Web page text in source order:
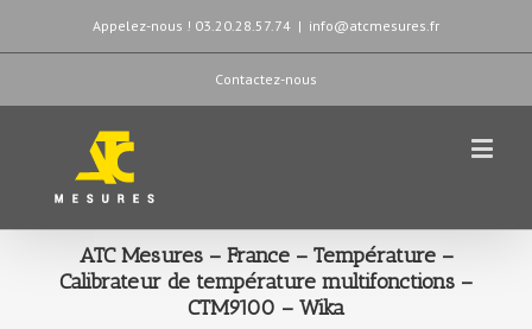
Appelez-nous ! 03.20.28.57.74 | info@atcmesures.fr
Contactez-nous
ATC Mesures – France – Température –
Calibrateur de température multifonctions –
CTM9100 – Wika